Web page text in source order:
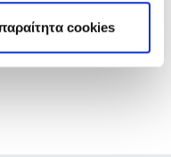
cookies
δικαστικών